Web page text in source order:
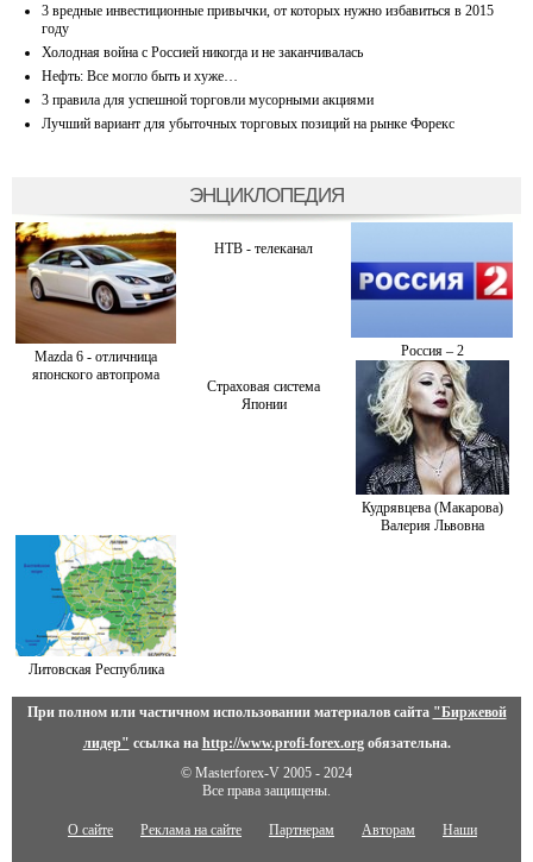
3 вредные инвестиционные привычки, от которых нужно избавиться в 2015
году
Холодная война с Россией никогда и не заканчивалась
Нефть: Все могло быть и хуже…
3 правила для успешной торговли мусорными акциями
Лучший вариант для убыточных торговых позиций на рынке Форекс
ЭНЦИКЛОПЕДИЯ
Mazda 6 - отличница
японского автопрома
НТВ - телеканал
Россия – 2
Страховая система
Японии
Кудрявцева (Макарова)
Валерия Львовна
Литовская Республика
При полном или частичном использовании материалов сайта "Биржевой
лидер" ссылка на http://www.profi-forex.orgобязательна.
© Masterforex-V 2005 - 2024
Все права защищены.
О сайте Реклама на сайте Партнерам Авторам Наши